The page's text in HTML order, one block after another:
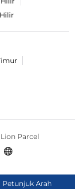
Petunjuk Arah
Parcel